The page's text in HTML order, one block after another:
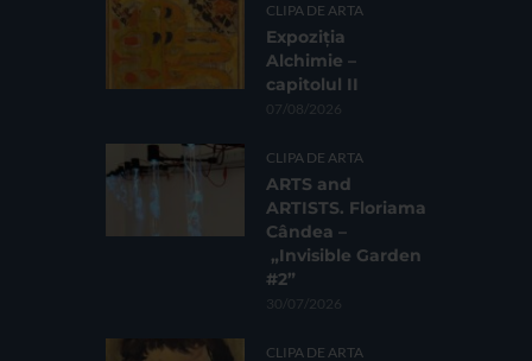
CLIPA DE ARTA
Expoziția
Alchimie –
capitolul II
07/08/2026
CLIPA DE ARTA
ARTS and
ARTISTS. Floriama
Cândea –
„Invisible Garden
#2”
30/07/2026
CLIPA DE ARTA